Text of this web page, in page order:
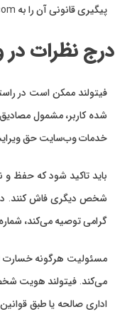
پیگیری قانونی آن را به Info@fitoland.com اطلاع دهید.
درج نظرات در
فیتولند ممکن است در
شده کاربر، مشمول مصادیق
خدمات وب‌سایت حق ویرایش
باید تاکید شود که حفظ و
شخص دیگری فاش کنند. در
گرامی توصیه می‌کند، شماره
مسئولیت هرگونه خسارت
می‌کند. فیتولند هویت
اداری صالحه یا طبق